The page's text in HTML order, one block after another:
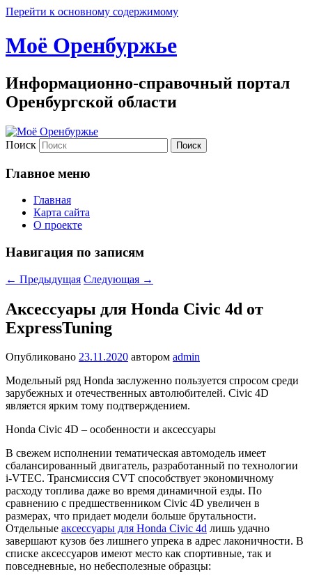
Перейти к основному содержимому
Моё Оренбуржье
Информационно-справочный портал
Оренбургской области
Поиск
Главное меню
Главная
Карта сайта
О проекте
Навигация по записям
← Предыдущая Следующая →
Аксессуары для Honda Civic 4d от
ExpressTuning
Опубликовано 23.11.2020 автором admin
Модельный ряд Honda заслуженно пользуется спросом среди
зарубежных и отечественных автолюбителей. Civic 4D
является ярким тому подтверждением.
Honda Civic 4D – особенности и аксессуары
В свежем исполнении тематическая автомодель имеет
сбалансированный двигатель, разработанный по технологии
i-VTEC. Трансмиссия CVT способствует экономичному
расходу топлива даже во время динамичной езды. По
сравнению с предшественником Civic 4D увеличен в
размерах, что придает модели больше брутальности.
Отдельные аксессуары для Honda Civic 4d лишь удачно
завершают кузов без лишнего упрека в адрес лаконичности. В
списке аксессуаров имеют место как спортивные, так и
повседневные, но небесполезные образцы: